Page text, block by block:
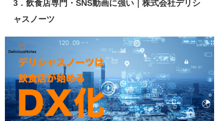
3．飲食店専門・SNS動画に強い｜株式会社デリシ
ャスノーツ